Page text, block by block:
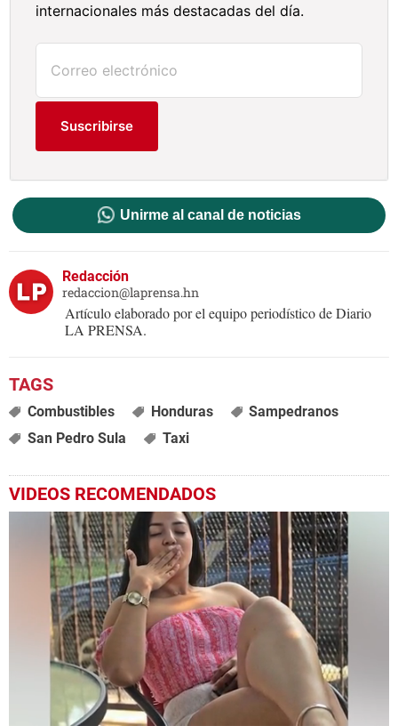
internacionales más destacadas del día.
Suscribirse
Unirme al canal de noticias
Redacción
redaccion@laprensa.hn
Artículo elaborado por el equipo periodístico de Diario
LA PRENSA.
Combustibles Honduras
Sampedranos
San Pedro Sula
Taxi
VIDEOS RECOMENDADOS